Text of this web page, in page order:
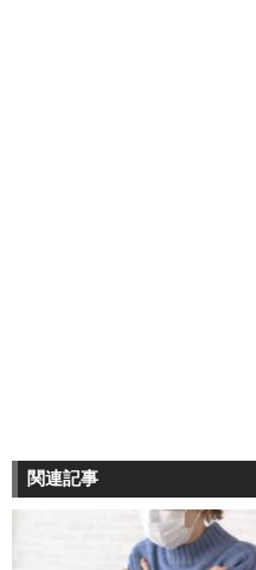
関連記事